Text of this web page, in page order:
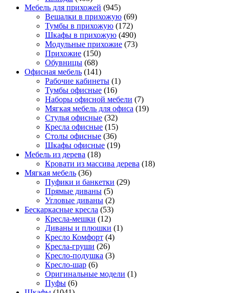
Мебель для прихожей (945)
Вешалки в прихожую (69)
Тумбы в прихожую (172)
Шкафы в прихожую (490)
Модульные прихожие (73)
Прихожие (150)
Обувницы (68)
Офисная мебель (141)
Рабочие кабинеты (1)
Тумбы офисные (16)
Наборы офисной мебели (7)
Мягкая мебель для офиса (19)
Стулья офисные (32)
Кресла офисные (15)
Столы офисные (36)
Шкафы офисные (19)
Мебель из дерева (18)
Кровати из массива дерева (18)
Мягкая мебель (36)
Пуфики и банкетки (29)
Прямые диваны (5)
Угловые диваны (2)
Бескаркасные кресла (53)
Кресла-мешки (12)
Диваны и плюшки (1)
Кресло Комфорт (4)
Кресла-груши (26)
Кресло-подушка (3)
Кресло-шар (6)
Оригинальные модели (1)
Пуфы (6)